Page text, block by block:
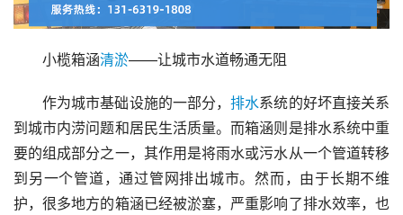
小榄箱涵清淤——让城市水道畅通无阻
作为城市基础设施的一部分，排水系统的好坏直接关系
到城市内涝问题和居民生活质量。而箱涵则是排水系统中重
要的组成部分之一，其作用是将雨水或污水从一个管道转移
到另一个管道，通过管网排出城市。然而，由于长期不维
护，很多地方的箱涵已经被淤塞，严重影响了排水效率，也